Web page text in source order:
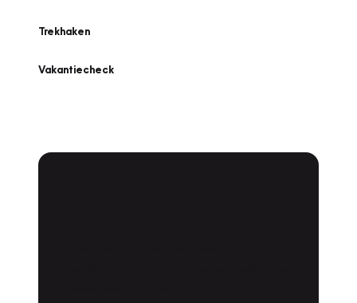
Trekhaken
Vakantiecheck